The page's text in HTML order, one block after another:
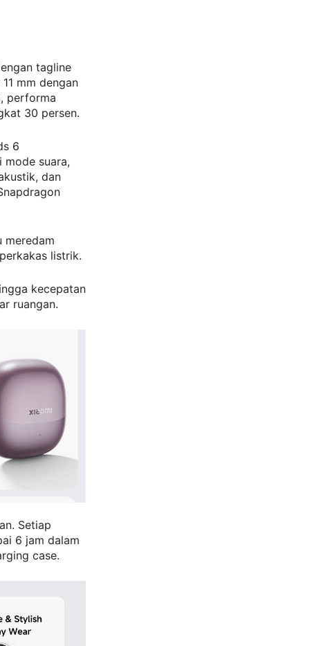
tagline
mm dengan
performa
30 persen.
6
mode suara,
dan
meredam
listrik.
kecepatan
ruangan.
Setiap
6 jam dalam
case.